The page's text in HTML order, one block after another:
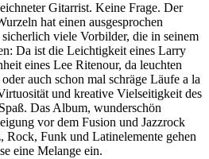
Gitarrist. Keine Frage. Der
hat einen ausgesprochen
viele Vorbilder, die in seinem
Da ist die Leichtigkeit eines Larry
eines Lee Ritenour, da leuchten
auch schon mal schräge Läufe a la
und kreative Vielseitigkeit des
Das Album, wunderschön
vor dem Fusion und Jazzrock
Rock, Funk und Latinelemente gehen
eine Melange ein.